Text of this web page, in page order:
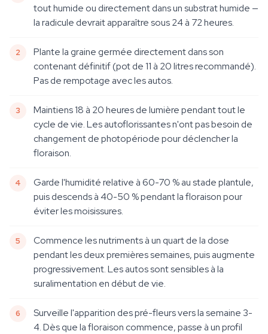
tout humide ou directement dans un substrat humide —
la radicule devrait apparaître sous 24 à 72 heures.
Plante la graine germée directement dans son
contenant définitif (pot de 11 à 20 litres recommandé).
Pas de rempotage avec les autos.
Maintiens 18 à 20 heures de lumière pendant tout le
cycle de vie. Les autoflorissantes n'ont pas besoin de
changement de photopériode pour déclencher la
floraison.
Garde l'humidité relative à 60-70 % au stade plantule,
puis descends à 40-50 % pendant la floraison pour
éviter les moisissures.
Commence les nutriments à un quart de la dose
pendant les deux premières semaines, puis augmente
progressivement. Les autos sont sensibles à la
suralimentation en début de vie.
Surveille l'apparition des pré-fleurs vers la semaine 3-
4. Dès que la floraison commence, passe à un profil